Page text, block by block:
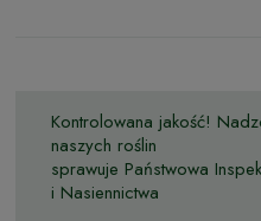
Kontrolowana jakość!
naszych roślin
sprawuje Państwowa
i Nasiennictwa